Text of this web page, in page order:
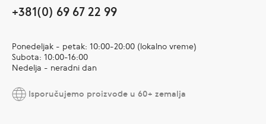
+381(0) 69 67 22 99
Ponedeljak - petak: 10:00-20:00 (lokalno vreme)
Subota: 10:00-16:00
Nedelja - neradni dan
Isporučujemo proizvode u 60+ zemalja